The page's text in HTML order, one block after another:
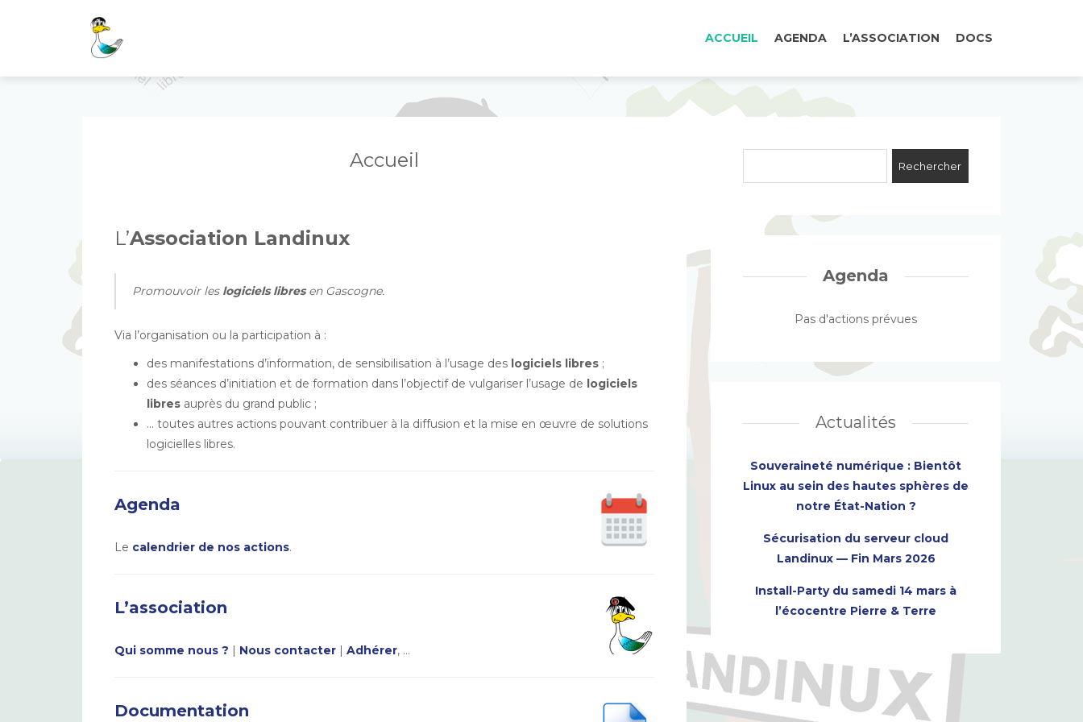
ACCUEIL AGENDA L’ASSOCIATION DOCS
Accueil
L’Association Landinux
Promouvoir les logiciels libresen Gascogne.
Via l’organisation ou la participation à :
des manifestations d’information, de sensibilisation à l’usage des logiciels libres ;
des séances d’initiation et de formation dans l’objectif de vulgariser l’usage de logiciels
libres auprès du grand public ;
… toutes autres actions pouvant contribuer à la diffusion et la mise en œuvre de solutions
logicielles libres.
Agenda
Le calendrier de nos actions.
L’association
Qui somme nous ? | Nous contacter | Adhérer, …
Documentation
Agenda
Pas d'actions prévues
Actualités
Souveraineté numérique : Bientôt
Linux au sein des hautes sphères de
notre État-Nation ?
Sécurisation du serveur cloud
Landinux — Fin Mars 2026
Install-Party du samedi 14 mars à
l’écocentre Pierre & Terre